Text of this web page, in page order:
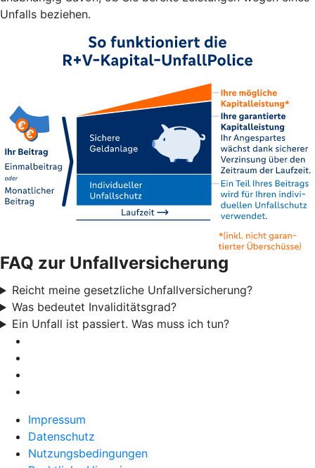
Unfalls beziehen.
FAQ zur Unfallversicherung
Reicht meine gesetzliche Unfallversicherung?
Was bedeutet Invaliditätsgrad?
Ein Unfall ist passiert. Was muss ich tun?
Impressum
Datenschutz
Nutzungsbedingungen